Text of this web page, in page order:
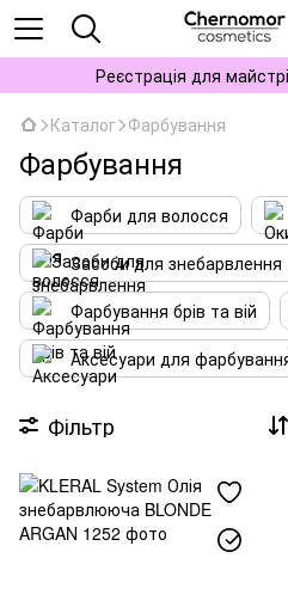
Реєстрація для
Каталог Фарбування
Фарбування
Фарби для волосся
Засоби для знебарвлення
Фарбування брів та вій
Аксесуари для
Фільтр